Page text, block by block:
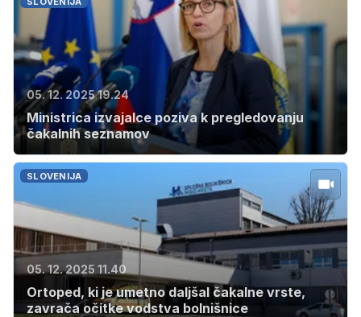
05. 12. 2025 19.24
Ministrica izvajalce poziva k pregledovanju
čakalnih seznamov
SLOVENIJA
05. 12. 2025 11.40
Ortoped, ki je umetno daljšal čakalne vrste,
zavrača očitke vodstva bolnišnice